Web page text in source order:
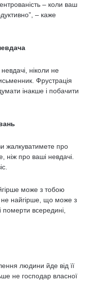
– коли ваш
– каже
ніколи не
Фрустрація
інакше і побачити
жалкуватимете про
про ваші невдачі.
може з тобою
не найгірше, що може з
всередині,
людини йде від її
не господар власної